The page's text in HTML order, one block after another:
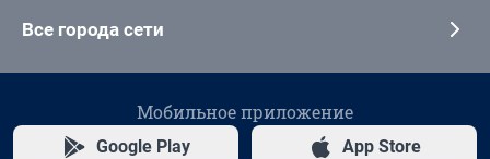
Все города сети
Мобильное приложение
Google Play App Store